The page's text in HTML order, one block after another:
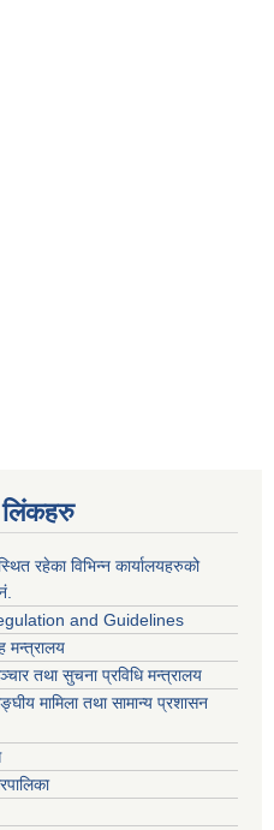
लिंकहरु
रहेका विभिन्न कार्यालयहरुको
and Guidelines
मन्त्रालय
तथा सुचना प्रविधि मन्त्रालय
मामिला तथा सामान्य प्रशासन